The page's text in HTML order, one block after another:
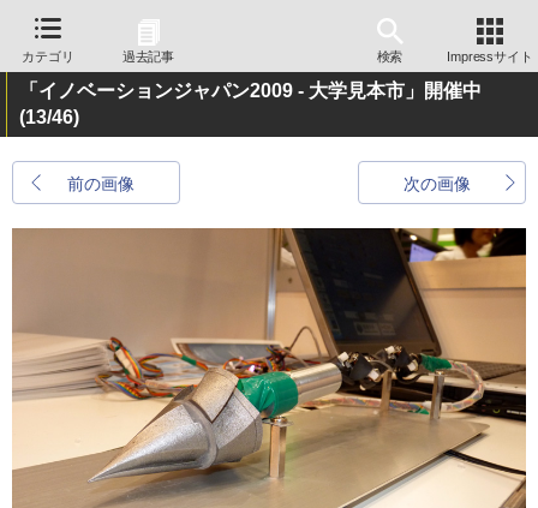
カテゴリ 過去記事 検索 Impressサイト
「イノベーションジャパン2009 - 大学見本市」開催中
(13/46)
前の画像 次の画像